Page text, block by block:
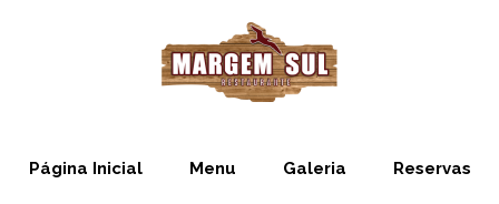
Página Inicial Menu Galeria Reservas